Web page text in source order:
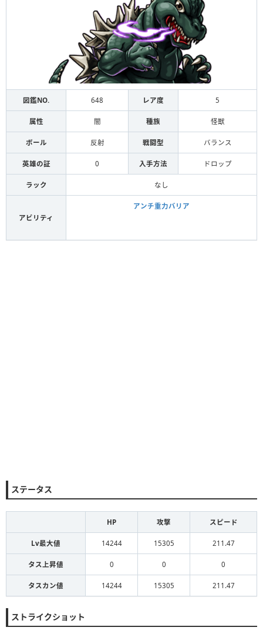
図鑑NO. 648 レア度 5
属性 闇 種族 怪獣
ボール 反射 戦闘型 バランス
英雄の証 0 入手方法 ドロップ
ラック なし
アビリティ
アンチ重力バリア
ステータス
HP 攻撃 スピード
Lv最大値 14244 15305 211.47
タス上昇値 0 0 0
タスカン値 14244 15305 211.47
ストライクショット